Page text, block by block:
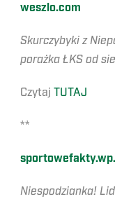
weszlo.com
Skurczybyki z
porażka ŁKS od
Czytaj TUTAJ
**
Niespodzianka!